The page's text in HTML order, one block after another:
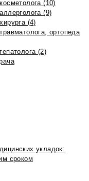
(10)
(9)
(4)
ортопеда
(2)
укладок:
сроком